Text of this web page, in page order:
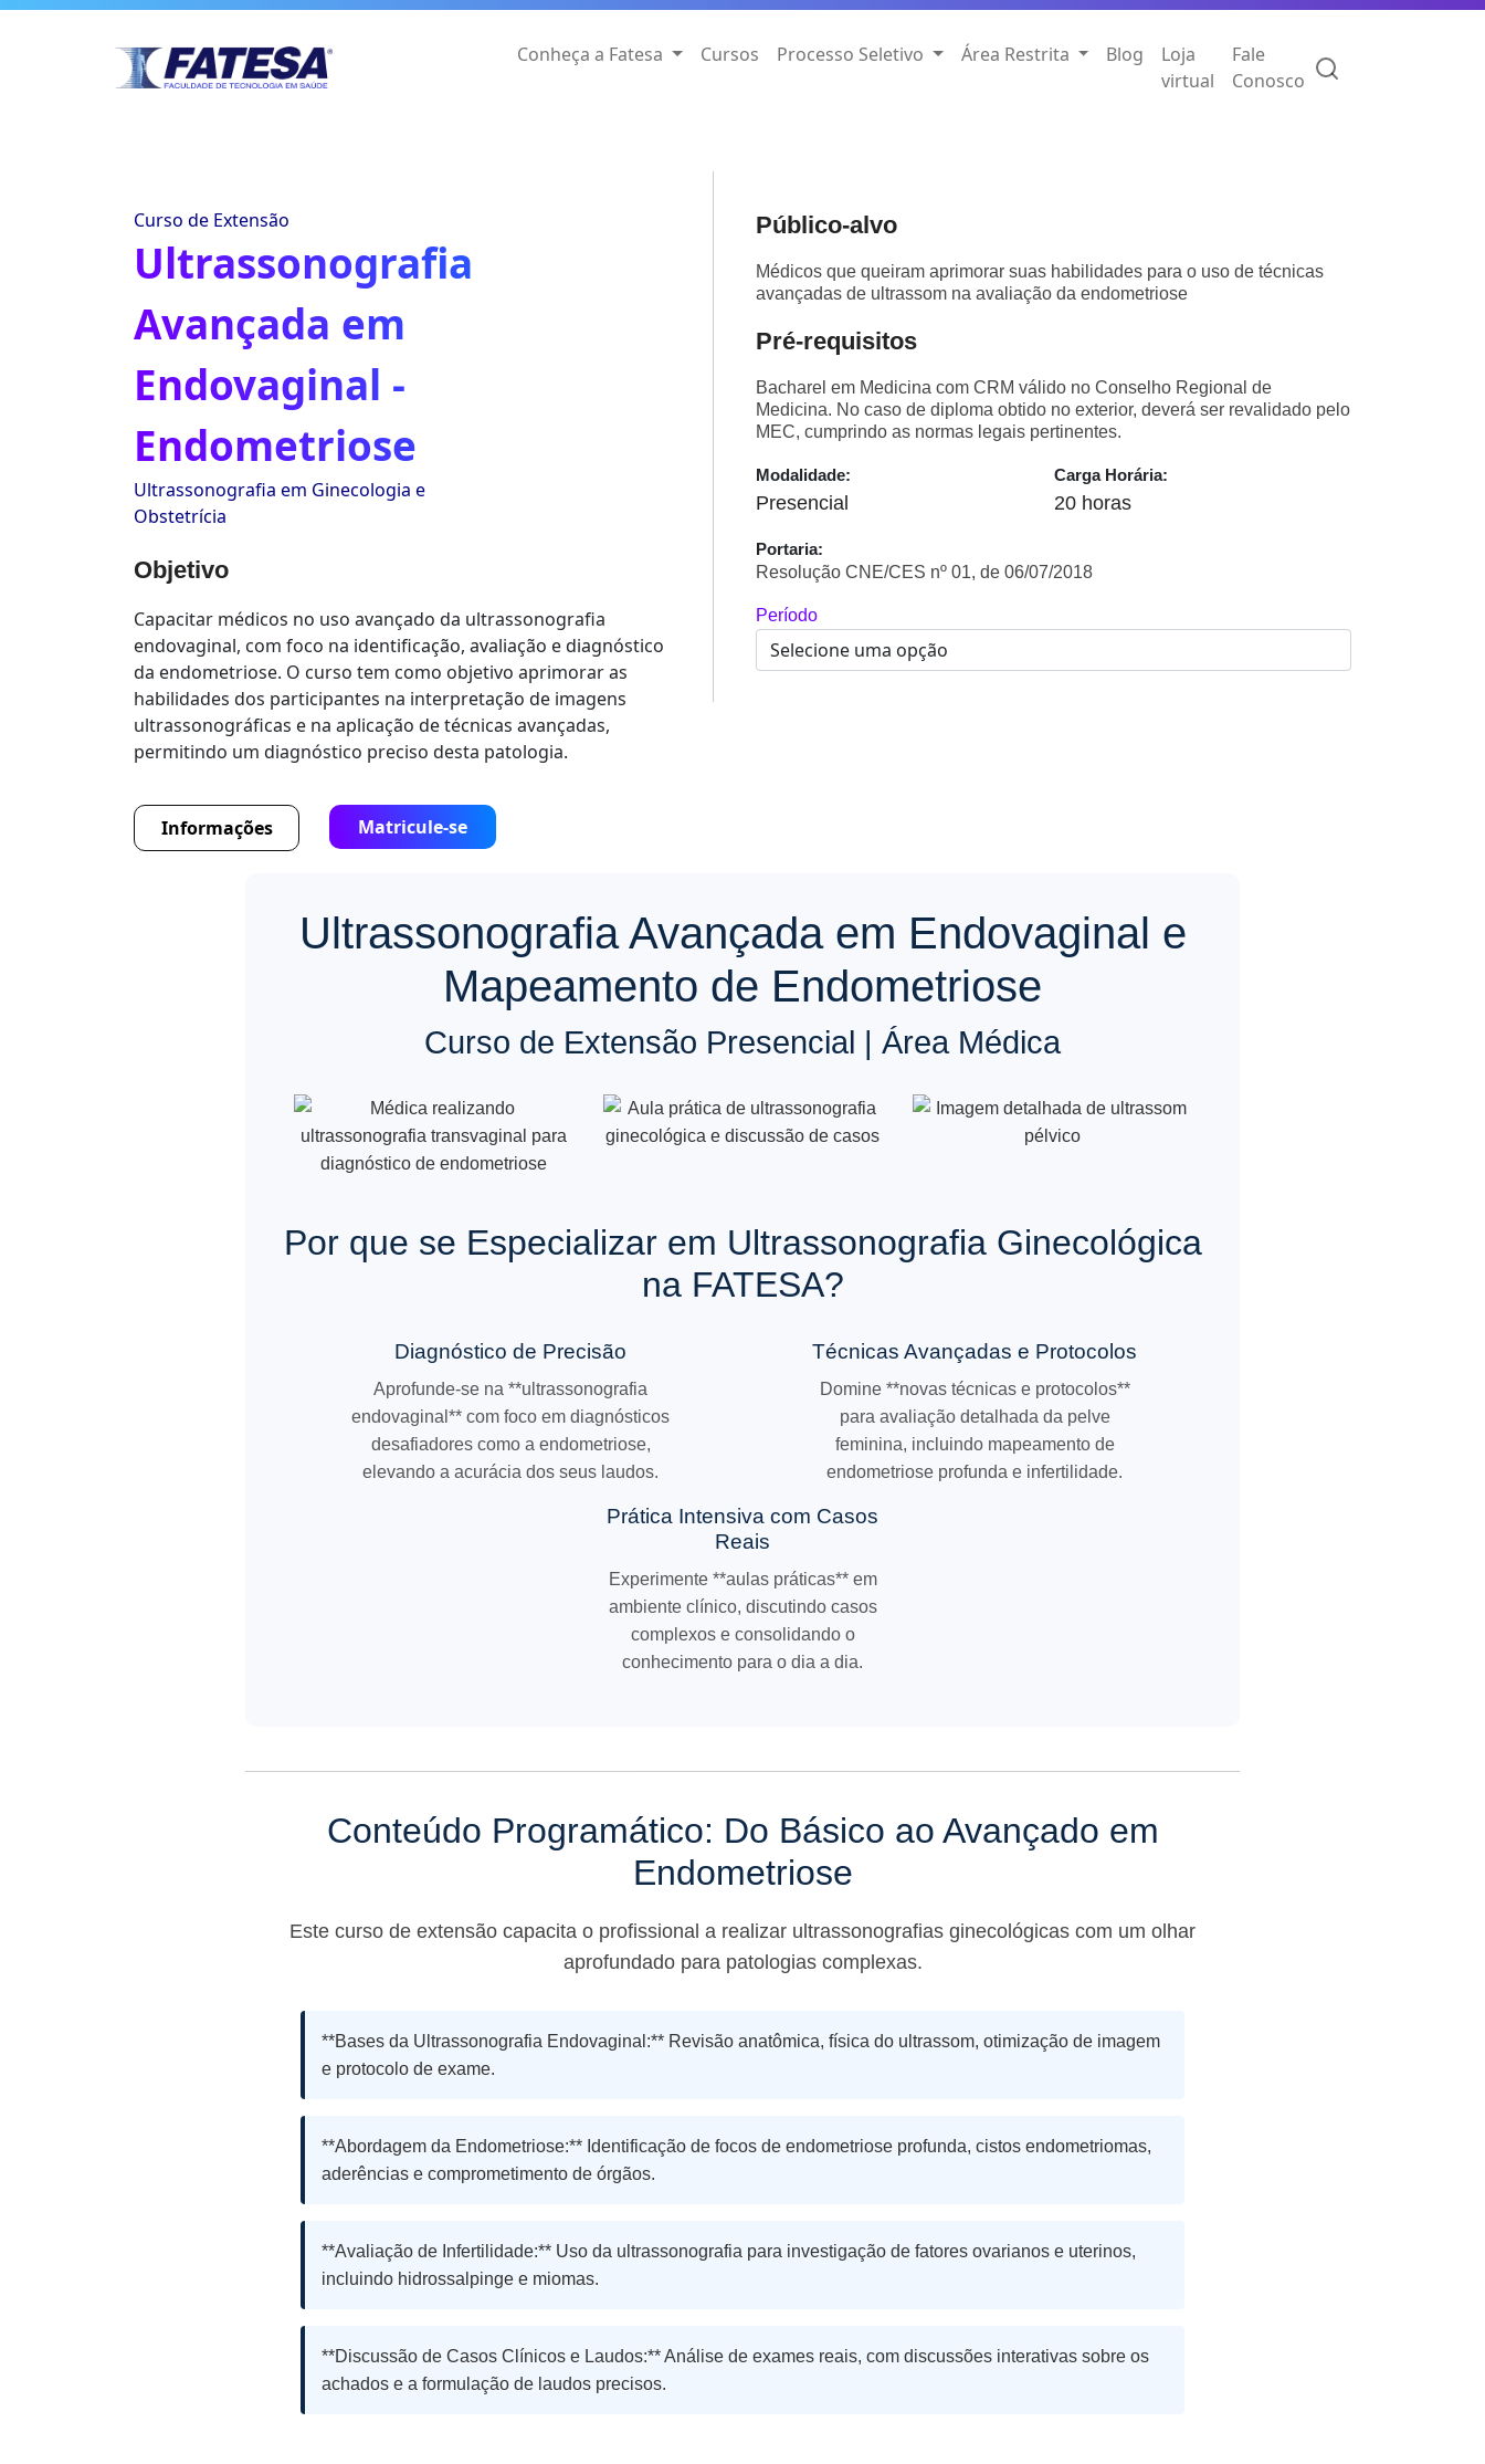
Conheça a Fatesa Cursos Processo Seletivo Área Restrita Blog
Loja
virtual
Fale
Conosco
Curso de Extensão
Ultrassonografia
Avançada em
Endovaginal -
Endometriose
Ultrassonografia em Ginecologia e
Obstetrícia
Objetivo
Capacitar médicos no uso avançado da ultrassonografia
endovaginal, com foco na identificação, avaliação e diagnóstico
da endometriose. O curso tem como objetivo aprimorar as
habilidades dos participantes na interpretação de imagens
ultrassonográficas e na aplicação de técnicas avançadas,
permitindo um diagnóstico preciso desta patologia.
Informações Matricule-se
Público-alvo
Médicos que queiram aprimorar suas habilidades para o uso de técnicas
avançadas de ultrassom na avaliação da endometriose
Pré-requisitos
Bacharel em Medicina com CRM válido no Conselho Regional de
Medicina. No caso de diploma obtido no exterior, deverá ser revalidado pelo
MEC, cumprindo as normas legais pertinentes.
Modalidade:
Presencial
Carga Horária:
20 horas
Portaria:
Resolução CNE/CES nº 01, de 06/07/2018
Período
Ultrassonografia Avançada em Endovaginal e
Mapeamento de Endometriose
Curso de Extensão Presencial | Área Médica
Por que se Especializar em Ultrassonografia Ginecológica
na FATESA?
Diagnóstico de Precisão
Aprofunde-se na **ultrassonografia
endovaginal** com foco em diagnósticos
desafiadores como a endometriose,
elevando a acurácia dos seus laudos.
Técnicas Avançadas e Protocolos
Domine **novas técnicas e protocolos**
para avaliação detalhada da pelve
feminina, incluindo mapeamento de
endometriose profunda e infertilidade.
Prática Intensiva com Casos
Reais
Experimente **aulas práticas** em
ambiente clínico, discutindo casos
complexos e consolidando o
conhecimento para o dia a dia.
Conteúdo Programático: Do Básico ao Avançado em
Endometriose
Este curso de extensão capacita o profissional a realizar ultrassonografias ginecológicas com um olhar
aprofundado para patologias complexas.
**Bases da Ultrassonografia Endovaginal:** Revisão anatômica, física do ultrassom, otimização de imagem
e protocolo de exame.
**Abordagem da Endometriose:** Identificação de focos de endometriose profunda, cistos endometriomas,
aderências e comprometimento de órgãos.
**Avaliação de Infertilidade:** Uso da ultrassonografia para investigação de fatores ovarianos e uterinos,
incluindo hidrossalpinge e miomas.
**Discussão de Casos Clínicos e Laudos:** Análise de exames reais, com discussões interativas sobre os
achados e a formulação de laudos precisos.